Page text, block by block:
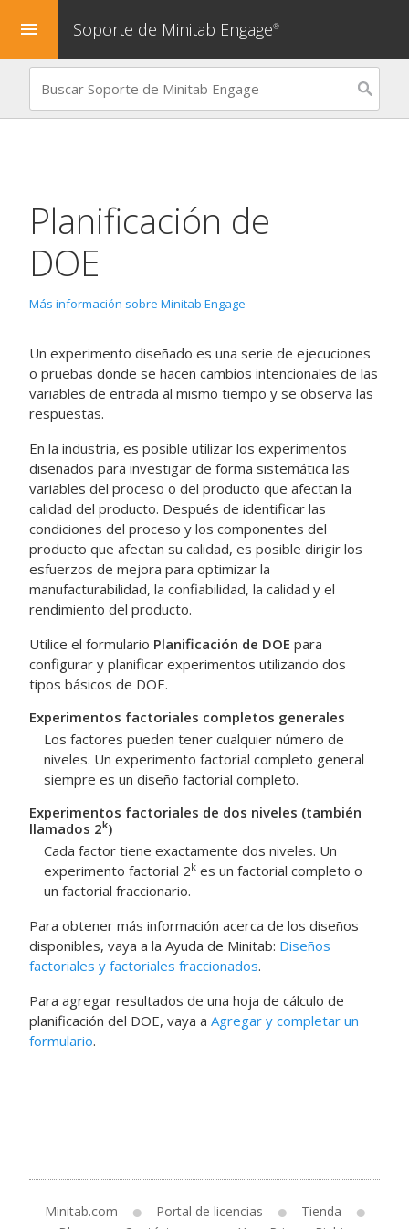
menu Soporte de Minitab Engage®
Planificación de
DOE
Más información sobre Minitab Engage
Un experimento diseñado es una serie de ejecuciones
o pruebas donde se hacen cambios intencionales de las
variables de entrada al mismo tiempo y se observa las
respuestas.
En la industria, es posible utilizar los experimentos
diseñados para investigar de forma sistemática las
variables del proceso o del producto que afectan la
calidad del producto. Después de identificar las
condiciones del proceso y los componentes del
producto que afectan su calidad, es posible dirigir los
esfuerzos de mejora para optimizar la
manufacturabilidad, la confiabilidad, la calidad y el
rendimiento del producto.
Utilice el formulario Planificación de DOE para
configurar y planificar experimentos utilizando dos
tipos básicos de DOE.
Experimentos factoriales completos generales
Los factores pueden tener cualquier número de
niveles. Un experimento factorial completo general
siempre es un diseño factorial completo.
Experimentos factoriales de dos niveles (también
llamados 2k)
Cada factor tiene exactamente dos niveles. Un
experimento factorial 2k es un factorial completo o
un factorial fraccionario.
Para obtener más información acerca de los diseños
disponibles, vaya a la Ayuda de Minitab: Diseños
factoriales y factoriales fraccionados.
Para agregar resultados de una hoja de cálculo de
planificación del DOE, vaya a Agregar y completar un
formulario.
Minitab.com Portal de licencias
Tienda